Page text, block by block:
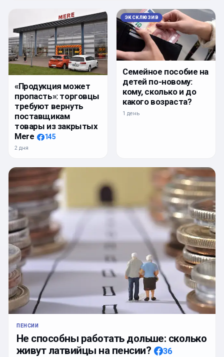
«Продукция может
пропасть»: торговцы
требуют вернуть
поставщикам
товары из закрытых
Mere
145
2 дня
ЭКСКЛЮЗИВ
Семейное пособие на
детей по-новому:
кому, сколько и до
какого возраста?
1 день
ПЕНСИИ
Не способны работать дольше: сколько
живут латвийцы на пенсии?
36